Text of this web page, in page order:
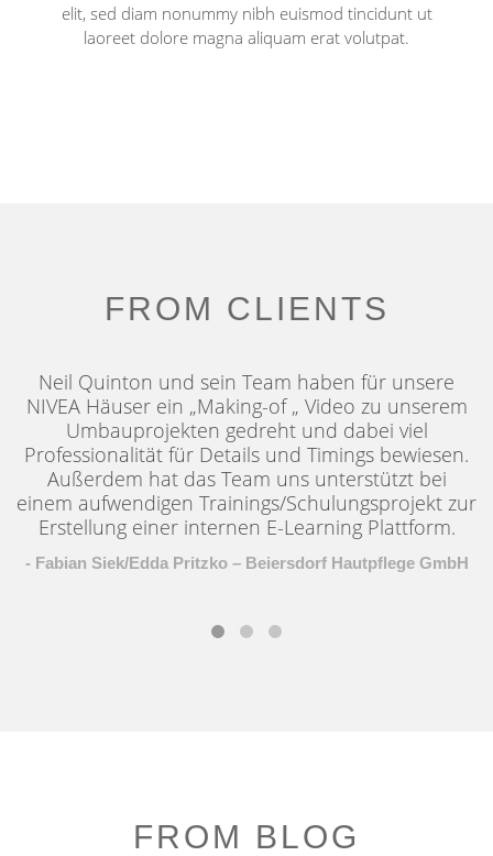
elit, sed diam nonummy nibh euismod tincidunt ut
laoreet dolore magna aliquam erat volutpat.
FROM CLIENTS
Neil Quinton und sein Team haben für unsere
NIVEA Häuser ein „Making-of „ Video zu unserem
Umbauprojekten gedreht und dabei viel
Professionalität für Details und Timings bewiesen.
Außerdem hat das Team uns unterstützt bei
einem aufwendigen Trainings/Schulungsprojekt zur
Erstellung einer internen E-Learning Plattform.
- Fabian Siek/Edda Pritzko – Beiersdorf Hautpflege GmbH
FROM BLOG